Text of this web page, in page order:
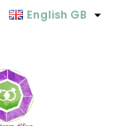
English GB 